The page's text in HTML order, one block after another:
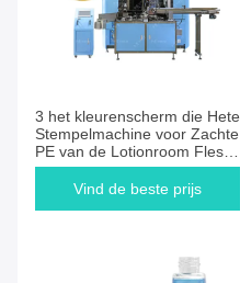
3 het kleurenscherm die Hete
Stempelmachine voor Zachte
PE van de Lotionroom Fles
drukken
Vind de beste prijs